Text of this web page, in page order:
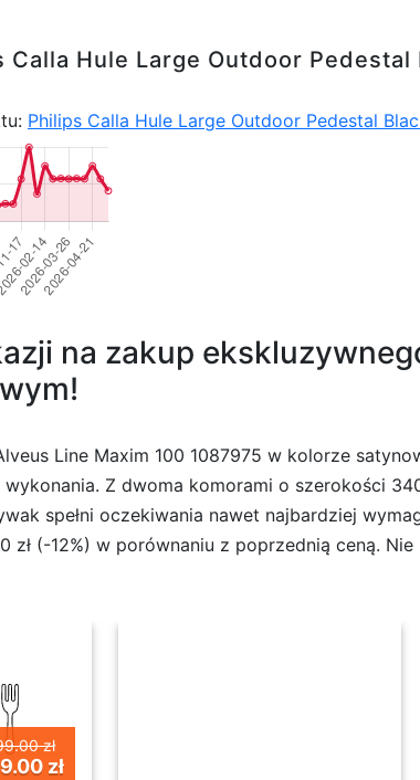
Hule Large Outdoor Pedestal
Philips Calla Hule Large Outdoor Pedestal
na zakup
Line Maxim 100 1087975 w kolorze
Z dwoma komorami o szerokości
spełni oczekiwania nawet najbardziej
zł (-12%) w porównaniu z poprzednią ceną.
zł
zł